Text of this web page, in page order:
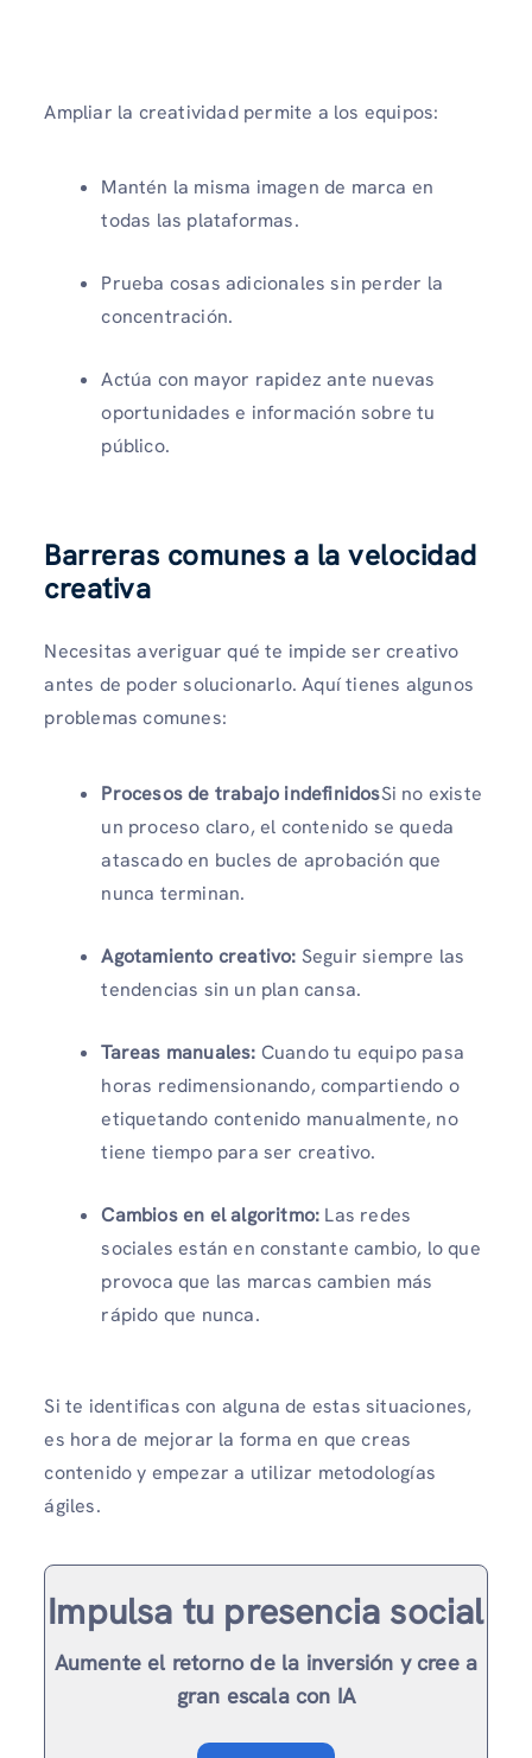
Ampliar la creatividad permite a los equipos:
Mantén la misma imagen de marca en
todas las plataformas.
Prueba cosas adicionales sin perder la
concentración.
Actúa con mayor rapidez ante nuevas
oportunidades e información sobre tu
público.
Barreras comunes a la velocidad
creativa
Necesitas averiguar qué te impide ser creativo
antes de poder solucionarlo. Aquí tienes algunos
problemas comunes:
Procesos de trabajo indefinidosSi no existe
un proceso claro, el contenido se queda
atascado en bucles de aprobación que
nunca terminan.
Agotamiento creativo: Seguir siempre las
tendencias sin un plan cansa.
Tareas manuales: Cuando tu equipo pasa
horas redimensionando, compartiendo o
etiquetando contenido manualmente, no
tiene tiempo para ser creativo.
Cambios en el algoritmo: Las redes
sociales están en constante cambio, lo que
provoca que las marcas cambien más
rápido que nunca.
Si te identificas con alguna de estas situaciones,
es hora de mejorar la forma en que creas
contenido y empezar a utilizar metodologías
ágiles.
Impulsa tu presencia social
Aumente el retorno de la inversión y cree a
gran escala con IA